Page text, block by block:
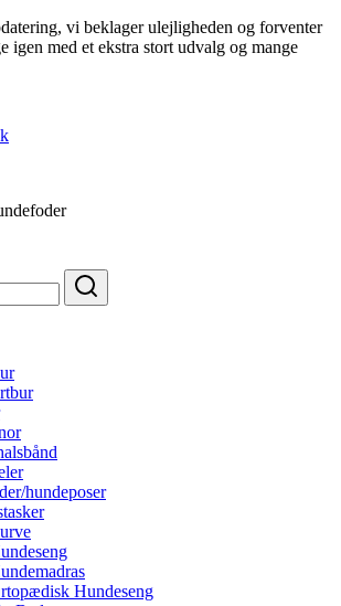
vi beklager ulejligheden og forventer
igen med et ekstra stort udvalg og mange
hundeposer
Hundeseng